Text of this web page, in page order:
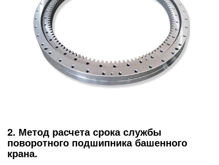
2. Метод расчета срока службы
поворотного подшипника башенного
крана.